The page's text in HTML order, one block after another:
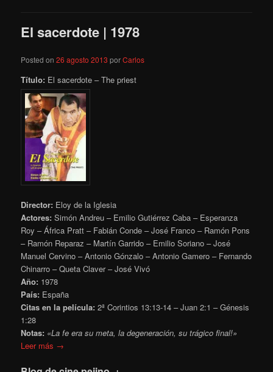
El sacerdote | 1978
Posted on26 agosto 2013 porCarlos
Título: El sacerdote – The priest
Director: Eloy de la Iglesia
Actores: Simón Andreu – Emilio Gutiérrez Caba – Esperanza
Roy – África Pratt – Fabián Conde – José Franco – Ramón Pons
– Ramón Reparaz – Martín Garrido – Emilio Soriano – José
Manuel Cervino – Antonio Gónzalo – Antonio Gamero – Fernando
Chinarro – Queta Claver – José Vivó
Año: 1978
País: España
Citas en la película: 2ª Corintios 13:13-14 – Juan 2:1 – Génesis
1:28
Notas: «La fe era su meta, la degeneración, su trágico final!»
Leer más →